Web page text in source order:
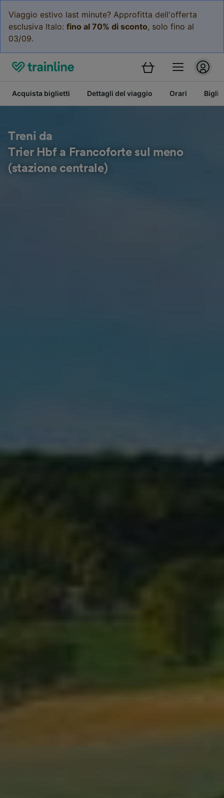
Viaggio estivo last minute? Approfitta dell'offerta
esclusiva Italo: fino al 70% di sconto, solo fino al
03/09.
Acquista biglietti Dettagli del viaggio Orari
Treni da
Trier Hbf a Francoforte sul meno
(stazione centrale)